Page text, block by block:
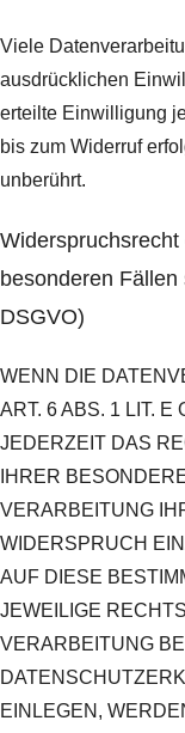
Viele
ausdrücklichen
erteilte Einwilligung
bis zum Widerruf
unberührt.
besonderen
DSGVO)
WENN DIE
ART. 6 ABS. 1 LIT. E
JEDERZEIT DAS
IHRER
VERARBEITUNG
WIDERSPRUCH
AUF DIESE
JEWEILIGE
VERARBEITUNG
EINLEGEN,